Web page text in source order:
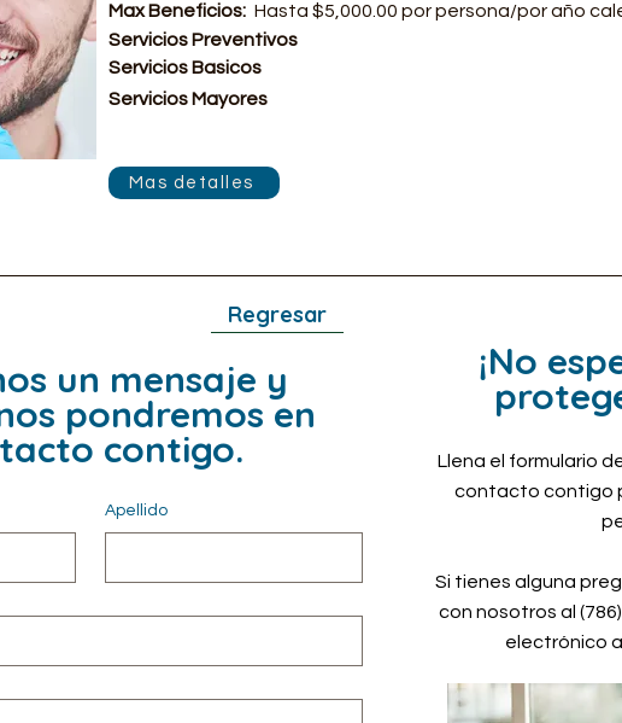
Max Beneficios: Hasta $5,000.00 por persona/por año
Servicios Preventivos
Servicios Basicos
Servicios Mayores
Mas detalles
Regresar
un mensaje y
pondremos en
contigo.
Apellido
¡No
Llena el formulario
contacto contigo
Si tienes alguna
con nosotros al
electrónico